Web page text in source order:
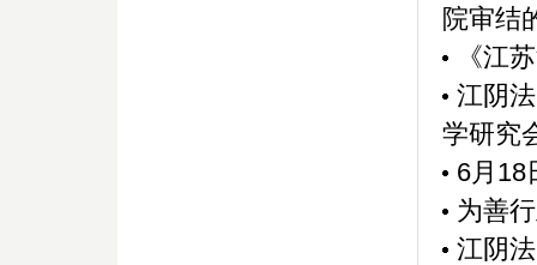
院审结
《江
江阴
学研究
6月18
为善
江阴